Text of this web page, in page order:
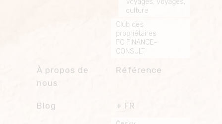
Voyages, voyages,
culture
Club des
propriétaires
FC FINANCE-
CONSULT
À propos de
nous
Référence
Blog FR